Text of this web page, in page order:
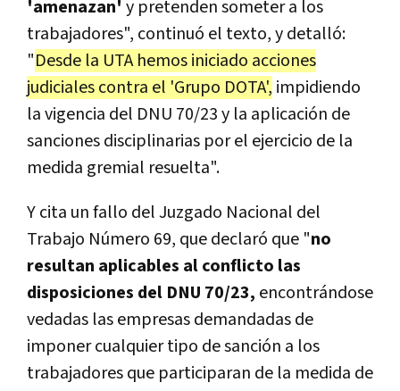
'amenazan' y pretenden someter a los
trabajadores", continuó el texto, y detalló:
"Desde la UTA hemos iniciado acciones
judiciales contra el 'Grupo DOTA', impidiendo
la vigencia del DNU 70/23 y la aplicación de
sanciones disciplinarias por el ejercicio de la
medida gremial resuelta".
Y cita un fallo del Juzgado Nacional del
Trabajo Número 69, que declaró que "no
resultan aplicables al conflicto las
disposiciones del DNU 70/23, encontrándose
vedadas las empresas demandadas de
imponer cualquier tipo de sanción a los
trabajadores que participaran de la medida de